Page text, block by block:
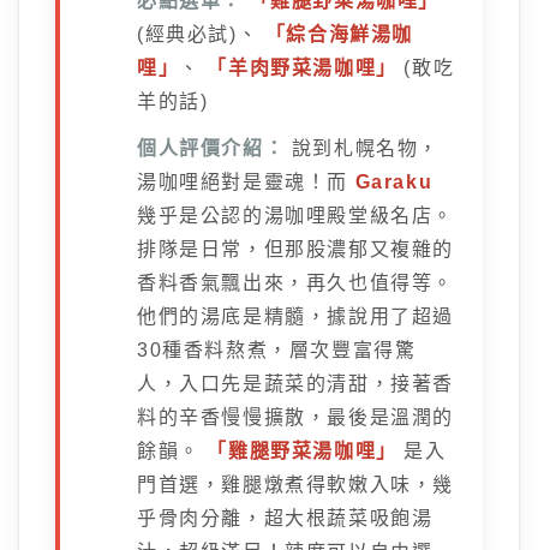
(經典必試)、
「綜合海鮮湯咖
哩」
、 「羊肉野菜湯咖哩」
(敢吃
羊的話)
個人評價介紹：
說到札幌名物，
湯咖哩絕對是靈魂！而 Garaku
幾乎是公認的湯咖哩殿堂級名店。
排隊是日常，但那股濃郁又複雜的
香料香氣飄出來，再久也值得等。
他們的湯底是精髓，據說用了超過
30種香料熬煮，層次豐富得驚
人，入口先是蔬菜的清甜，接著香
料的辛香慢慢擴散，最後是溫潤的
餘韻。
「雞腿野菜湯咖哩」
是入
門首選，雞腿燉煮得軟嫩入味，幾
乎骨肉分離，超大根蔬菜吸飽湯